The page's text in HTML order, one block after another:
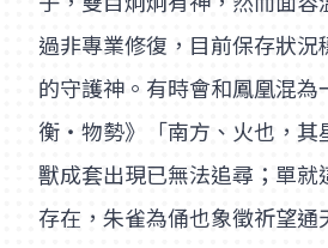
過非專業修復，目前保存狀
的守護神。有時會和鳳凰混
衡‧物勢》「南方、火也，其
獸成套出現已無法追尋；單
存在，朱雀為俑也象徵祈望